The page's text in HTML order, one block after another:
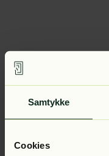
Samtykke
Cookies